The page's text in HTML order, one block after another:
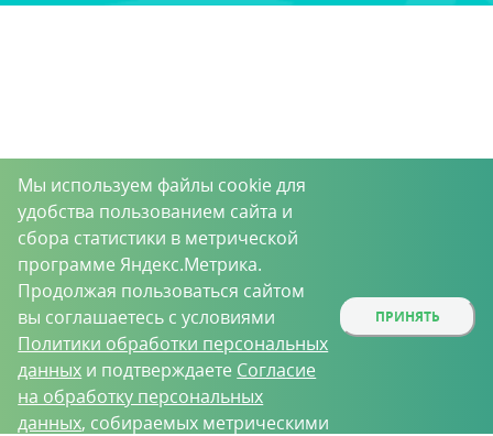
Мы используем файлы cookie для
удобства пользованием сайта и
сбора статистики в метрической
программе Яндекс.Метрика.
Продолжая пользоваться сайтом
вы соглашаетесь с условиями
Политики обработки персональных
данных и подтверждаете Согласие
на обработку персональных
данных, собираемых метрическими
ПРИНЯТЬ